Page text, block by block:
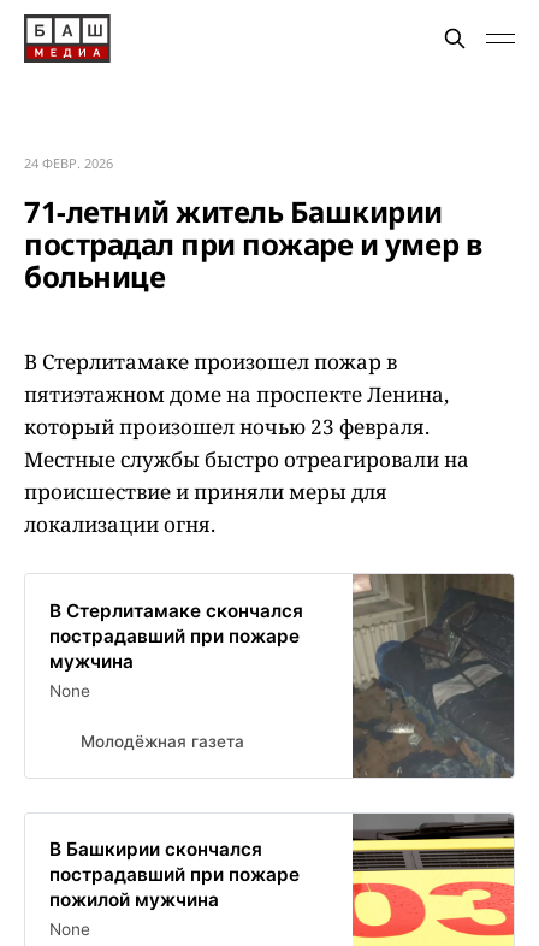
24 ФЕВР. 2026
71-летний житель Башкирии
пострадал при пожаре и умер в
больнице
В Стерлитамаке произошел пожар в
пятиэтажном доме на проспекте Ленина,
который произошел ночью 23 февраля.
Местные службы быстро отреагировали на
происшествие и приняли меры для
локализации огня.
В Стерлитамаке скончался
пострадавший при пожаре
мужчина
None
Молодёжная газета
В Башкирии скончался
пострадавший при пожаре
пожилой мужчина
None